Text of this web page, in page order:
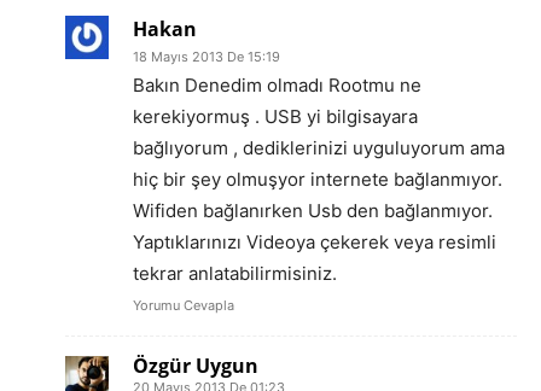
Hakan
18 Mayıs 2013 De 15:19
Bakın Denedim olmadı Rootmu ne
kerekiyormuş . USB yi bilgisayara
bağlıyorum , dediklerinizi uyguluyorum ama
hiç bir şey olmuşyor internete bağlanmıyor.
Wifiden bağlanırken Usb den bağlanmıyor.
Yaptıklarınızı Videoya çekerek veya resimli
tekrar anlatabilirmisiniz.
Yorumu Cevapla
Özgür Uygun
20 Mayıs 2013 De 01:23